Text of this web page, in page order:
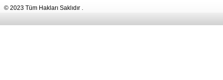
© 2023 Tüm Hakları Saklıdır .